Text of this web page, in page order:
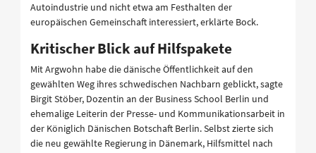
Autoindustrie und nicht etwa am Festhalten der
europäischen Gemeinschaft interessiert, erklärte Bock.
Kritischer Blick auf Hilfspakete
Mit Argwohn habe die dänische Öffentlichkeit auf den
gewählten Weg ihres schwedischen Nachbarn geblickt, sagte
Birgit Stöber, Dozentin an der Business School Berlin und
ehemalige Leiterin der Presse- und Kommunikationsarbeit in
der Königlich Dänischen Botschaft Berlin. Selbst zierte sich
die neu gewählte Regierung in Dänemark, Hilfsmittel nach